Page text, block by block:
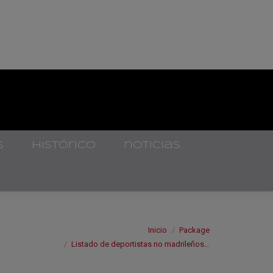
histórico noticias
Inicio
Package
Listado de deportistas no madrileños…